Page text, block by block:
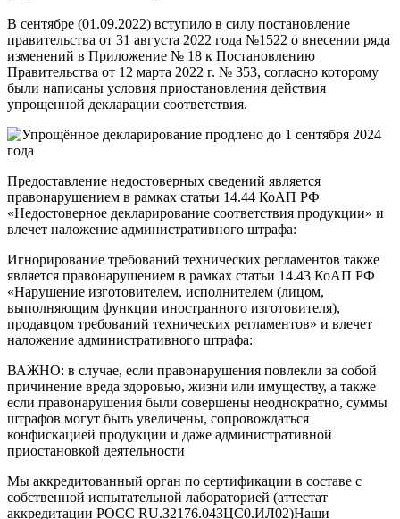
В сентябре (01.09.2022) вступило в силу постановление
правительства от 31 августа 2022 года №1522 о внесении ряда
изменений в Приложение № 18 к Постановлению
Правительства от 12 марта 2022 г. № 353, согласно которому
были написаны условия приостановления действия
упрощенной декларации соответствия.
Предоставление недостоверных сведений является
правонарушением в рамках статьи 14.44 КоАП РФ
«Недостоверное декларирование соответствия продукции» и
влечет наложение административного штрафа:
Игнорирование требований технических регламентов также
является правонарушением в рамках статьи 14.43 КоАП РФ
«Нарушение изготовителем, исполнителем (лицом,
выполняющим функции иностранного изготовителя),
продавцом требований технических регламентов» и влечет
наложение административного штрафа:
ВАЖНО: в случае, если правонарушения повлекли за собой
причинение вреда здоровью, жизни или имуществу, а также
если правонарушения были совершены неоднократно, суммы
штрафов могут быть увеличены, сопровождаться
конфискацией продукции и даже административной
приостановкой деятельности
Мы аккредитованный орган по сертификации в составе с
собственной испытательной лабораторией (аттестат
аккредитации РОСС RU.З2176.04ЗЦС0.ИЛ02)Наши